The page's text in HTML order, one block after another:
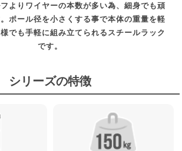
よりワイヤーの本数が多い為、細身でも頑
ポール径を小さくする事で本体の重量を軽
でも手軽に組み立てられるスチールラック
です。
シリーズの特徴